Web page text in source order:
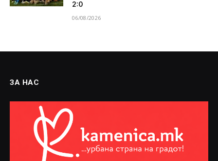
2:0
06/08/2026
ЗА НАС